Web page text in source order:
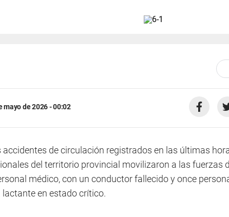
mayo de 2026 - 00:02
accidentes de circulación registrados en las últimas
del territorio provincial movilizaron a las fuerzas
médico, con un conductor fallecido y once
lactante en estado crítico.